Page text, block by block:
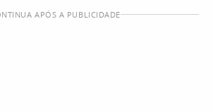
APÓS A PUBLICIDADE